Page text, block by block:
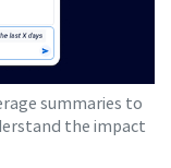
summaries to
the impact